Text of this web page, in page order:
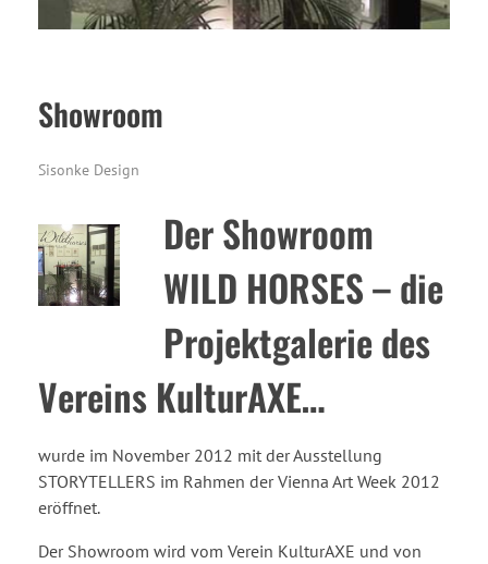
Showroom
Sisonke Design
Der Showroom
WILD HORSES – die
Projektgalerie des
Vereins KulturAXE…
wurde im November 2012 mit der Ausstellung
STORYTELLERS im Rahmen der Vienna Art Week 2012
eröffnet.
Der Showroom wird vom Verein KulturAXE und von